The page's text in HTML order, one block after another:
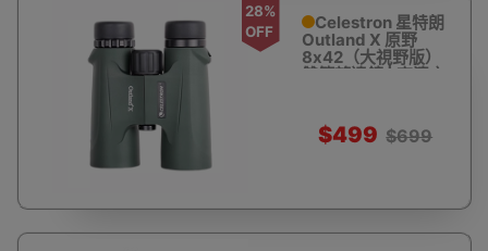
28%
OFF
Celestron 星特朗
Outland X 原野
8x42（大視野版）
雙筒望遠鏡 | 高清充
$499 $699